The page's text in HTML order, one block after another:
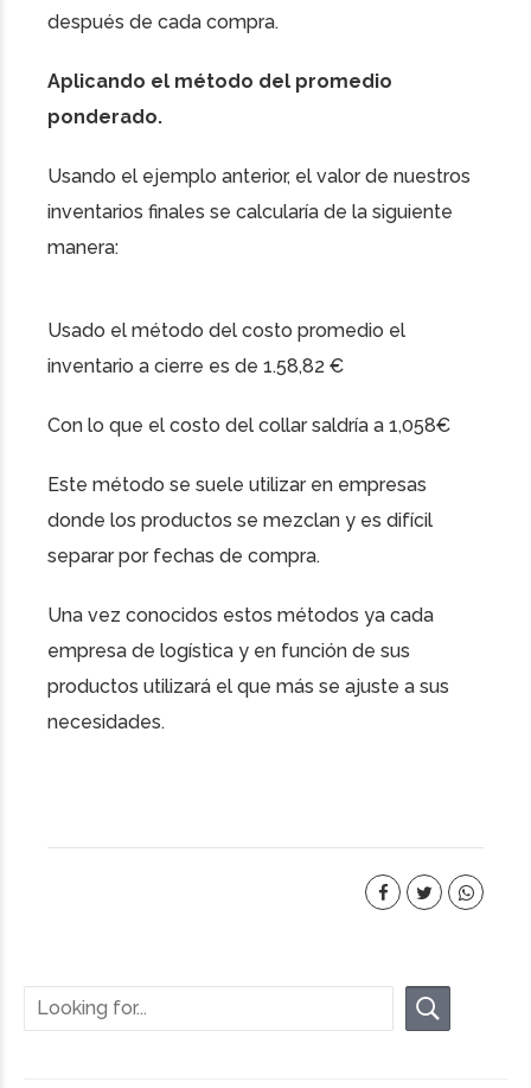
después de cada compra.
Aplicando el método del promedio
ponderado.
Usando el ejemplo anterior, el valor de nuestros
inventarios finales se calcularía de la siguiente
manera:
Usado el método del costo promedio el
inventario a cierre es de 1.58,82 €
Con lo que el costo del collar saldría a 1,058€
Este método se suele utilizar en empresas
donde los productos se mezclan y es difícil
separar por fechas de compra.
Una vez conocidos estos métodos ya cada
empresa de logística y en función de sus
productos utilizará el que más se ajuste a sus
necesidades.